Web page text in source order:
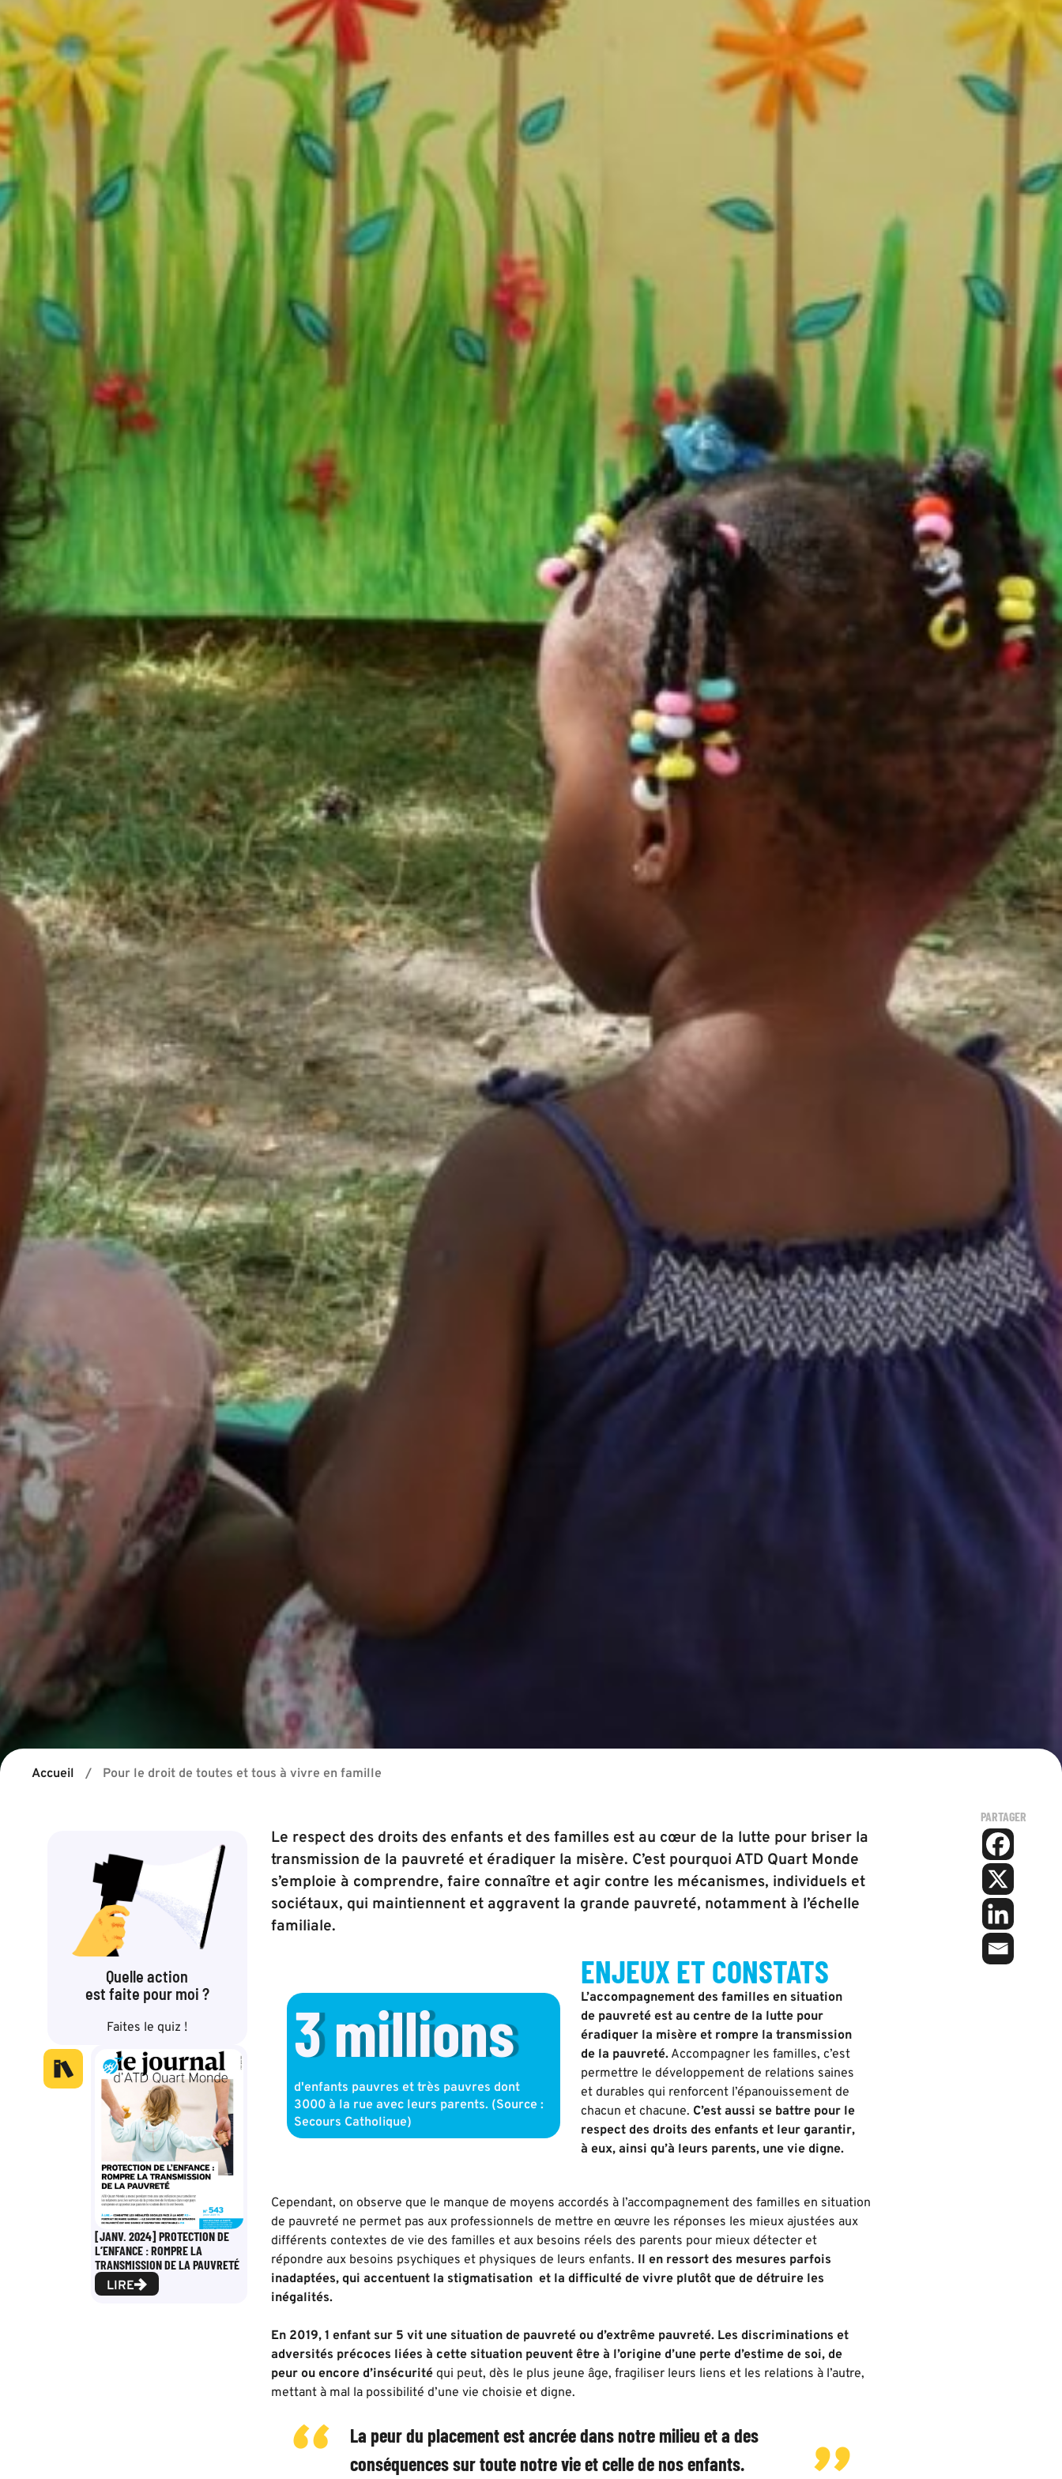
Accueil / Pour le droit de toutes et tous à vivre en famille
Quelle action
est faite pour moi ?
Faites le quiz !
[JANV. 2024] PROTECTION DE
L’ENFANCE : ROMPRE LA
TRANSMISSION DE LA PAUVRETÉ
LIRE
Le respect des droits des enfants et des familles est au cœur de la lutte pour briser la
transmission de la pauvreté et éradiquer la misère. C’est pourquoi ATD Quart Monde
s’emploie à comprendre, faire connaître et agir contre les mécanismes, individuels et
sociétaux, qui maintiennent et aggravent la grande pauvreté, notamment à l’échelle
familiale.
d'enfants pauvres et très pauvres dont
3000 à la rue avec leurs parents. (Source :
Secours Catholique)
3 millions
ENJEUX ET CONSTATS
L’accompagnement des familles en situation
de pauvreté est au centre de la lutte pour
éradiquer la misère et rompre la transmission
de la pauvreté.Accompagner les familles, c’est
permettre le développement de relations saines
et durables qui renforcent l’épanouissement de
chacun et chacune. C’est aussi se battre pour le
respect des droits des enfants et leur garantir,
à eux, ainsi qu’à leurs parents, une vie digne.
Cependant, on observe que le manque de moyens accordés à l’accompagnement des familles en situation
de pauvreté ne permet pas aux professionnels de mettre en œuvre les réponses les mieux ajustées aux
différents contextes de vie des familles et aux besoins réels des parents pour mieux détecter et
répondre aux besoins psychiques et physiques de leurs enfants. Il en ressort des mesures parfois
inadaptées, qui accentuent la stigmatisation et la difficulté de vivre plutôt que de détruire les
inégalités.
En 2019, 1 enfant sur 5 vit une situation de pauvreté ou d’extrême pauvreté. Les discriminations et
adversités précoces liées à cette situation peuvent être à l’origine d’une perte d’estime de soi, de
peur ou encore d’insécuritéqui peut, dès le plus jeune âge, fragiliser leurs liens et les relations à l’autre,
mettant à mal la possibilité d’une vie choisie et digne.
La peur du placement est ancrée dans notre milieu et a des
conséquences sur toute notre vie et celle de nos enfants.
PARTAGER